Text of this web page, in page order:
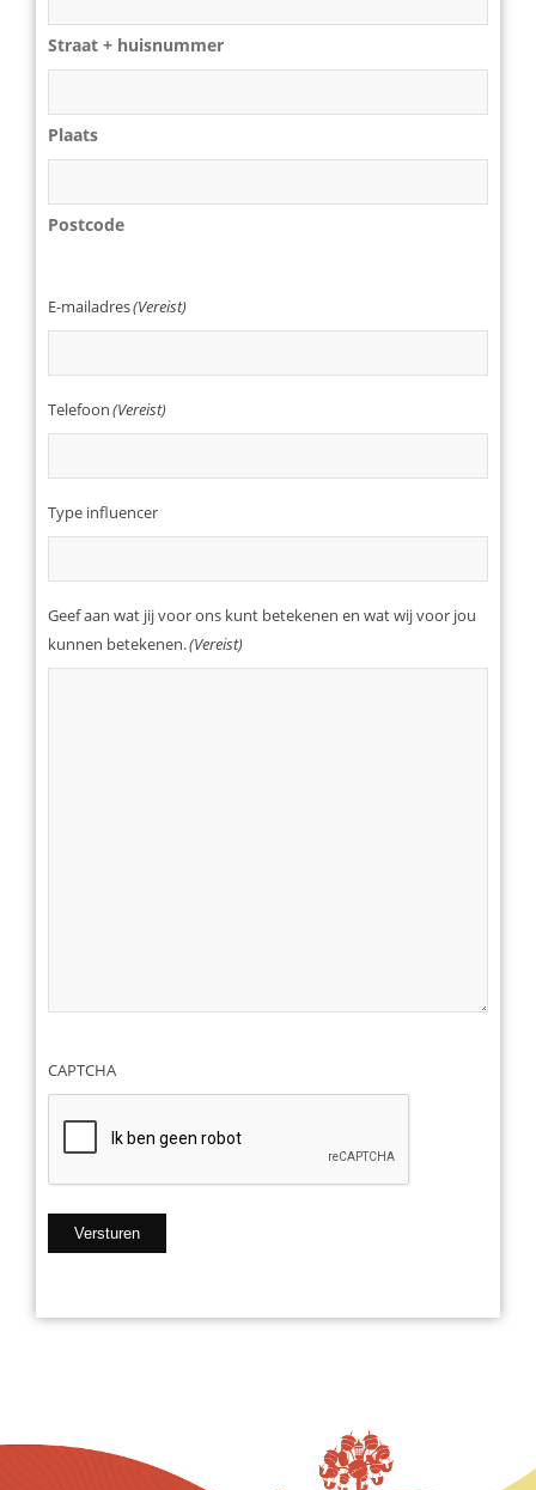
Straat + huisnummer
Plaats
Postcode
E-mailadres(Vereist)
Telefoon(Vereist)
Type influencer
Geef aan wat jij voor ons kunt betekenen en wat wij voor jou
kunnen betekenen.(Vereist)
CAPTCHA
Versturen